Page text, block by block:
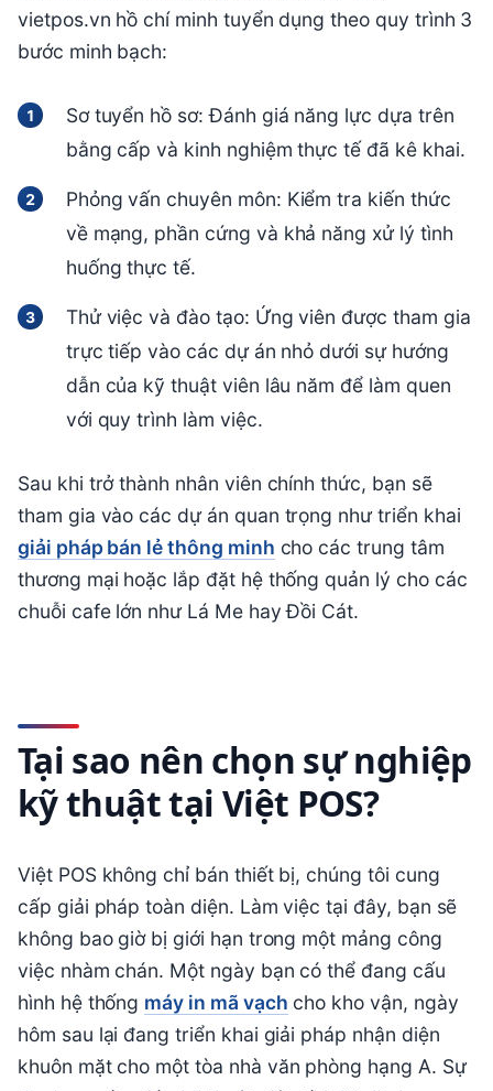
vietpos.vn hồ chí minh tuyển dụng theo quy trình 3
bước minh bạch:
Sơ tuyển hồ sơ: Đánh giá năng lực dựa trên
bằng cấp và kinh nghiệm thực tế đã kê khai.
Phỏng vấn chuyên môn: Kiểm tra kiến thức
về mạng, phần cứng và khả năng xử lý tình
huống thực tế.
Thử việc và đào tạo: Ứng viên được tham gia
trực tiếp vào các dự án nhỏ dưới sự hướng
dẫn của kỹ thuật viên lâu năm để làm quen
với quy trình làm việc.
Sau khi trở thành nhân viên chính thức, bạn sẽ
tham gia vào các dự án quan trọng như triển khai
giải pháp bán lẻ thông minh cho các trung tâm
thương mại hoặc lắp đặt hệ thống quản lý cho các
chuỗi cafe lớn như Lá Me hay Đồi Cát.
Tại sao nên chọn sự nghiệp
kỹ thuật tại Việt POS?
Việt POS không chỉ bán thiết bị, chúng tôi cung
cấp giải pháp toàn diện. Làm việc tại đây, bạn sẽ
không bao giờ bị giới hạn trong một mảng công
việc nhàm chán. Một ngày bạn có thể đang cấu
hình hệ thống máy in mã vạch cho kho vận, ngày
hôm sau lại đang triển khai giải pháp nhận diện
khuôn mặt cho một tòa nhà văn phòng hạng A. Sự